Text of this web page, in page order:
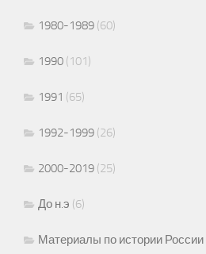
1980-1989 (60)
1990 (101)
1991 (65)
1992-1999 (26)
2000-2019 (25)
До н.э (6)
Материалы по истории России